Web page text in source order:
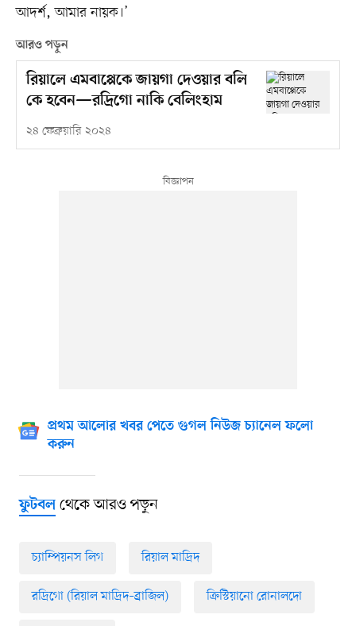
আদর্শ, আমার নায়ক।’
আরও পড়ুন
রিয়ালে এমবাপ্পেকে জায়গা দেওয়ার বলি
কে হবেন—রদ্রিগো নাকি বেলিংহাম
২৪ ফেব্রুয়ারি ২০২৪
প্রথম আলোর খবর পেতে গুগল নিউজ চ্যানেল ফলো
করুন
ফুটবলথেকে আরও পড়ুন
চ্যাম্পিয়নস লিগ রিয়াল মাদ্রিদ
রদ্রিগো (রিয়াল মাদ্রিদ–ব্রাজিল) ক্রিস্টিয়ানো রোনালদো